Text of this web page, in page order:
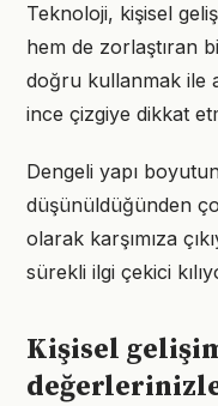
Teknoloji, kişisel
hem de zorlaştıran
doğru kullanmak ile
ince çizgiye dikkat
Dengeli yapı
düşünüldüğünden
olarak karşımıza
sürekli ilgi çekici
Kişisel